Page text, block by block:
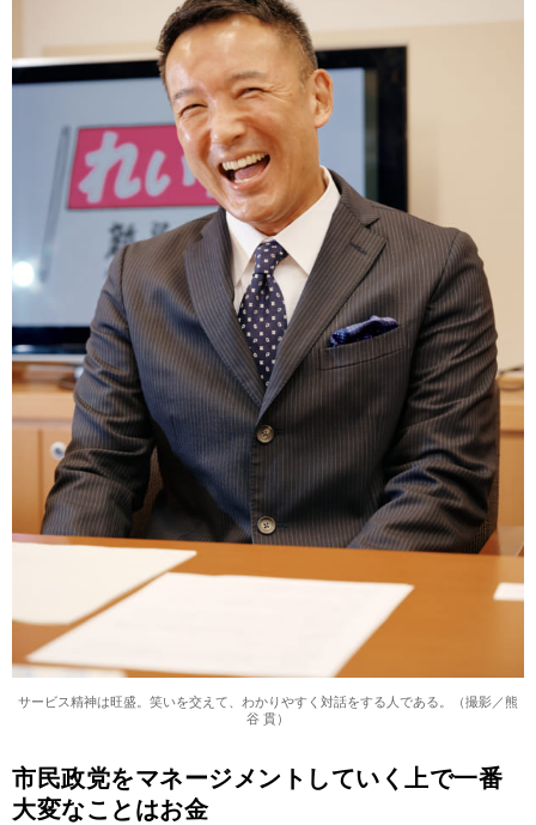
サービス精神は旺盛。笑いを交えて、わかりやすく対話をする人である。（撮影／熊
谷 貫）
市民政党をマネージメントしていく上で一番
大変なことはお金